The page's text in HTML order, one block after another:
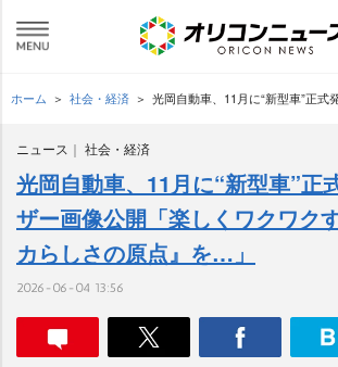
ホーム 社会・経済 光岡自動車、11月に“新型車”正
ニュース 社会・経済
光岡自動車、11月に“新型車”正
ザー画像公開「楽しくワクワク
カらしさの原点』を…」
2026-06-04 13:56